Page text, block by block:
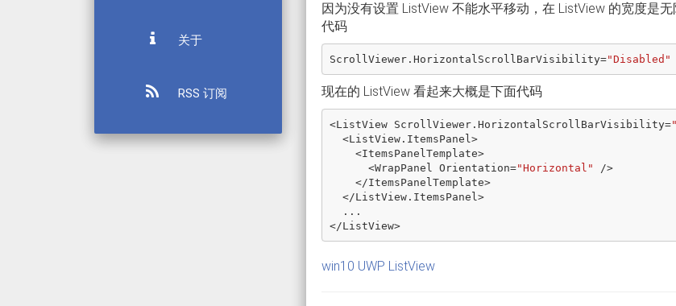
关于
RSS 订阅
因为没有设置 ListView 不能水平移动，在 ListView 的宽度是
代码
ScrollViewer . HorizontalScrollBarVisibility="Disabled"
现在的 ListView 看起来大概是下面代码
<ListView ScrollViewer . HorizontalScrollBarVisibility=
<ListView . ItemsPanel >
<ItemsPanelTemplate>
<WrapPanel Orientation="Horizontal"
/>
</ItemsPanelTemplate>
</ListView . ItemsPanel >
...
</ListView>
win10 UWP ListView